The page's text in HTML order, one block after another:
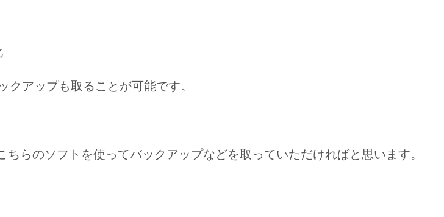
クアップも取ることが可能です。
ちらのソフトを使ってバックアップなどを取っていただければと思います。